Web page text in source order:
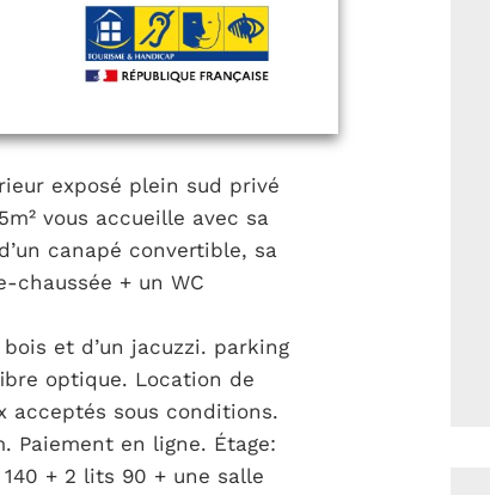
exposé plein sud privé
vous accueille avec sa
canapé convertible, sa
chaussée + un WC
et d’un jacuzzi. parking
optique. Location de
acceptés sous conditions.
Paiement en ligne. Étage:
+ 2 lits 90 + une salle